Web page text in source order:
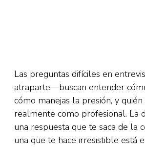
Las preguntas difíciles en
atraparte—buscan entender
cómo manejas la presión, y quién
realmente como profesional. La
una respuesta que te saca de la
una que te hace irresistible está